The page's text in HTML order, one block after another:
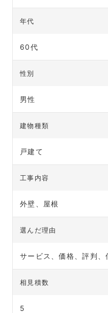
年代
60代
性別
男性
建物種類
戸建て
工事内容
外壁、屋根
選んだ理由
サービス、価格、評判、
相見積数
5